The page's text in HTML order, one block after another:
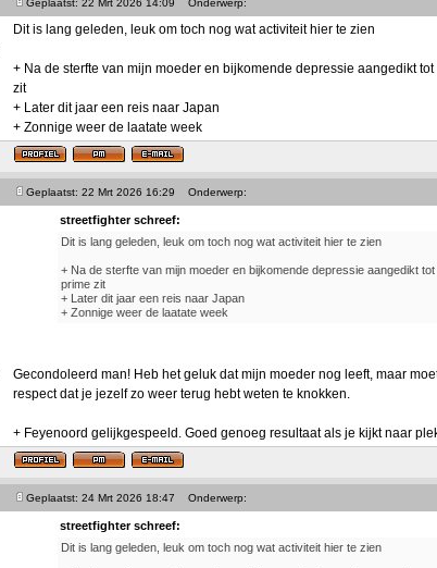
Geplaatst: 22 Mrt 2026 14:09 Onderwerp:
Dit is lang geleden, leuk om toch nog wat activiteit hier te zien
+ Na de sterfte van mijn moeder en bijkomende depressie aangedikt
zit
+ Later dit jaar een reis naar Japan
+ Zonnige weer de laatate week
Geplaatst: 22 Mrt 2026 16:29
Onderwerp:
streetfighter schreef:
Dit is lang geleden, leuk om toch nog wat activiteit hier te zien
+ Na de sterfte van mijn moeder en bijkomende depressie aangedikt
prime zit
+ Later dit jaar een reis naar Japan
+ Zonnige weer de laatate week
Gecondoleerd man! Heb het geluk dat mijn moeder nog leeft, maar
respect dat je jezelf zo weer terug hebt weten te knokken.
+ Feyenoord gelijkgespeeld. Goed genoeg resultaat als je kijkt naar
Geplaatst: 24 Mrt 2026 18:47 Onderwerp:
streetfighter schreef:
Dit is lang geleden, leuk om toch nog wat activiteit hier te zien